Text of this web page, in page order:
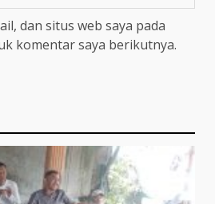
dan situs web saya pada
komentar saya berikutnya.